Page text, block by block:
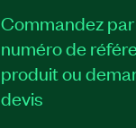
Commandez par
numéro de
produit ou
devis